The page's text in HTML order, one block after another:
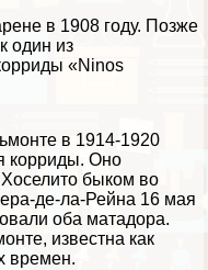
в 1908 году. Позже
один из
«Ninos
в 1914-1920
корриды. Оно
быком во
де-ла-Рейна 16 мая
оба матадора.
известна как
времен.